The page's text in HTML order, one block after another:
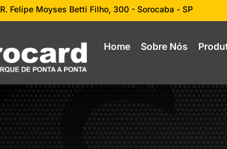
R. Felipe Moyses Betti Filho, 300 - Sorocaba - SP
Home Sobre Nós